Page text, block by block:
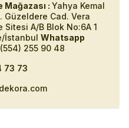
Mağazası : Yahya Kemal
Güzeldere Cad. Vera
Sitesi A/B Blok No:6A 1
İstanbul Whatsapp
255 90 48
73 73